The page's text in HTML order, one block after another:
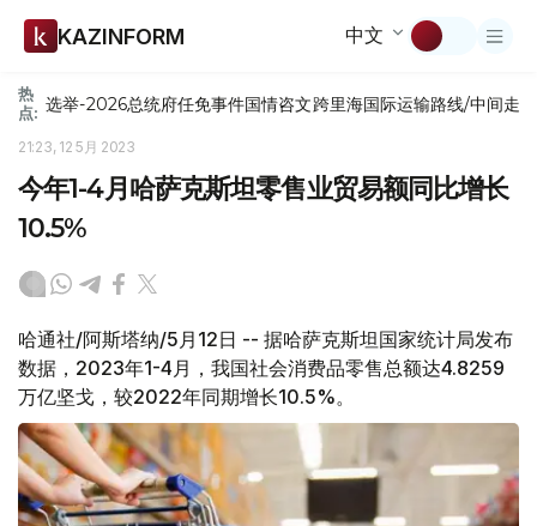
KAZINFORM 中文
热
点: 选举-2026总统府任免事件国情咨文跨里海国际运输路线/中间走廊
21:23, 12 5月 2023
今年1-4月哈萨克斯坦零售业贸易额同比增长
10.5%
哈通社/阿斯塔纳/5月12日 -- 据哈萨克斯坦国家统计局发布
数据，2023年1-4月，我国社会消费品零售总额达4.8259
万亿坚戈，较2022年同期增长10.5%。